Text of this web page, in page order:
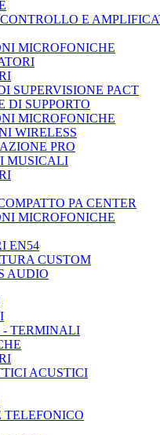
E
MICROFONICHE
SUPERVISIONE PACT
DI SUPPORTO
MICROFONICHE
WIRELESS
PRO
MUSICALI
PA CENTER
MICROFONICHE
EN54
CUSTOM
AUDIO
- TERMINALI
ACUSTICI
TELEFONICO